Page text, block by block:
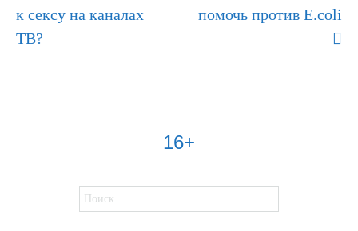
Navigation
к сексу на каналах
ТВ?
помочь против E.coli
16+
Найти: